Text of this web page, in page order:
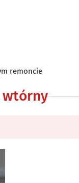
remoncie
wtórny